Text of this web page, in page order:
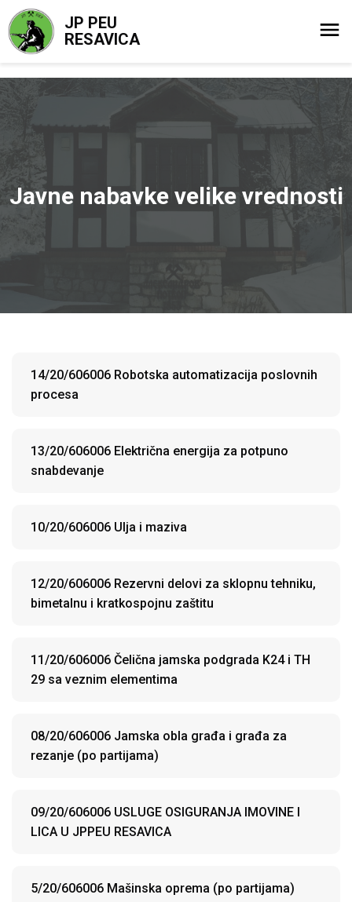
JP PEU
RESAVICA
Javne nabavke velike vrednosti
14/20/606006 Robotska automatizacija poslovnih
procesa
13/20/606006 Električna energija za potpuno
snabdevanje
10/20/606006 Ulja i maziva
12/20/606006 Rezervni delovi za sklopnu tehniku,
bimetalnu i kratkospojnu zaštitu
11/20/606006 Čelična jamska podgrada K24 i TH
29 sa veznim elementima
08/20/606006 Jamska obla građa i građa za
rezanje (po partijama)
09/20/606006 USLUGE OSIGURANJA IMOVINE I
LICA U JPPEU RESAVICA
5/20/606006 Mašinska oprema (po partijama)